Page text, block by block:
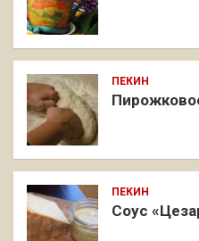
ПЕКИН
ПЕКИН
Соус